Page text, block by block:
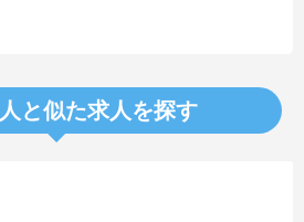
と似た求人を探す